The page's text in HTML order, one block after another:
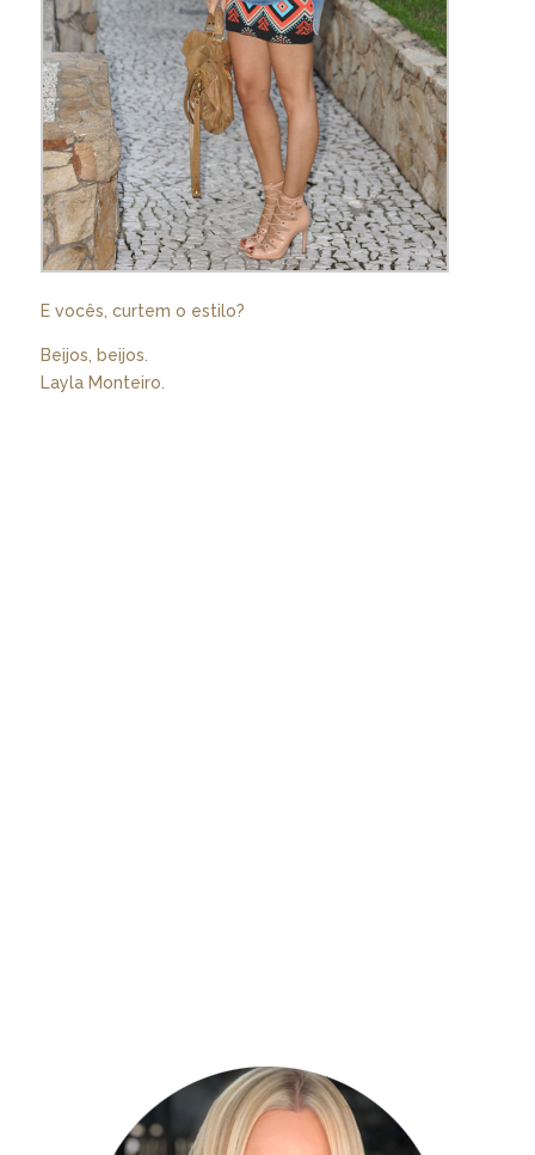
E vocês, curtem o estilo?
Beijos, beijos.
Layla Monteiro.